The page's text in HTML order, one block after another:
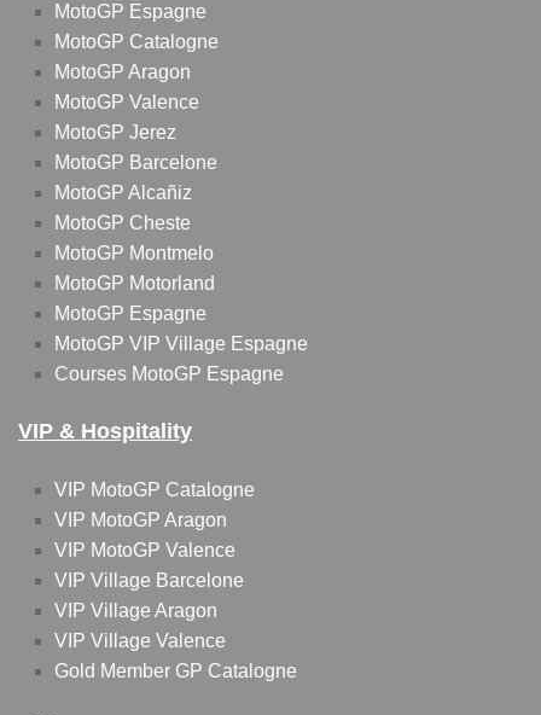
MotoGP Espagne
MotoGP Catalogne
MotoGP Aragon
MotoGP Valence
MotoGP Jerez
MotoGP Barcelone
MotoGP Alcañiz
MotoGP Cheste
MotoGP Montmelo
MotoGP Motorland
MotoGP Espagne
MotoGP VIP Village Espagne
Courses MotoGP Espagne
VIP & Hospitality
VIP MotoGP Catalogne
VIP MotoGP Aragon
VIP MotoGP Valence
VIP Village Barcelone
VIP Village Aragon
VIP Village Valence
Gold Member GP Catalogne